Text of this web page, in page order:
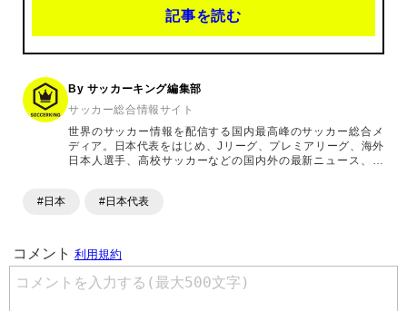
記事を読む
By サッカーキング編集部
サッカー総合情報サイト
世界のサッカー情報を配信する国内最高峰のサッカー総合メ
ディア。日本代表をはじめ、Jリーグ、プレミアリーグ、海外
日本人選手、高校サッカーなどの国内外の最新ニュース、コ
ます。「X」「Instagram」「YouTube」「TikTok」など、
#日本 #日本代表